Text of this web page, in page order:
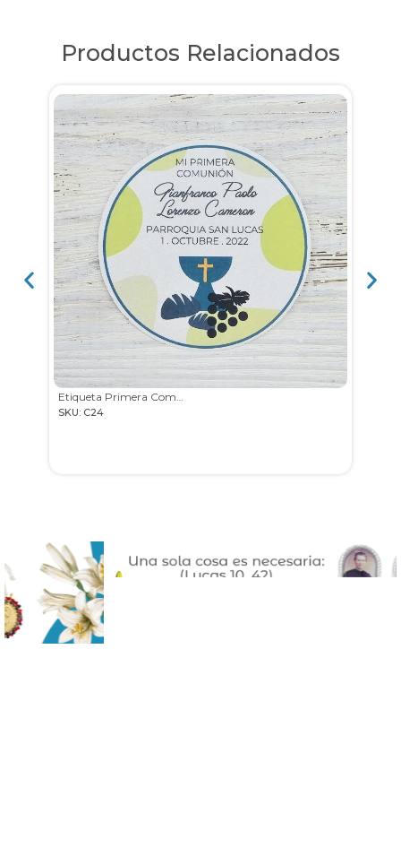
Productos Relacionados
SKU: C24